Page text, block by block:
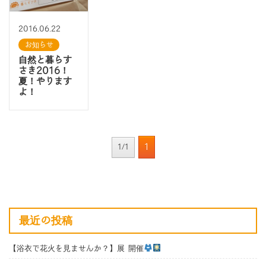
2016.06.22
お知らせ
自然と暮らす
さき2016！
夏！やります
よ！
1/1 1
最近の投稿
【浴衣で花火を見ませんか？】展 開催